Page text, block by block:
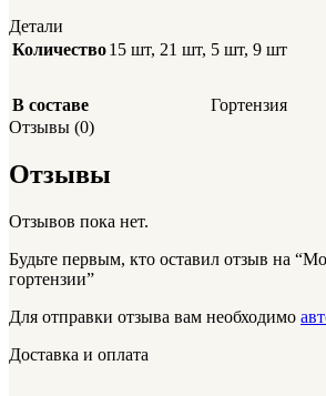
Детали
Количество15 шт, 21 шт, 5 шт, 9 шт
В составе
Гортензия
Отзывы (0)
Отзывы
Отзывов пока нет.
Будьте первым, кто оставил отзыв на
гортензии”
Для отправки отзыва вам необходимо
Доставка и оплата